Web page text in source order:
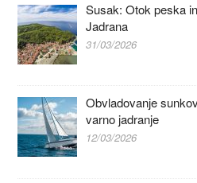
Susak: Otok peska
Jadrana
31/03/2026
Obvladovanje
varno jadranje
12/03/2026